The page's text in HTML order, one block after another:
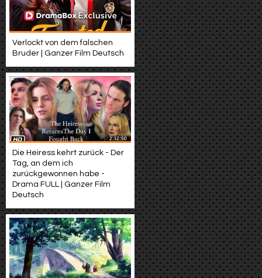
Verlockt von dem falschen
Bruder | Ganzer Film Deutsch
Die Heiress kehrt zurück - Der
Tag, an dem ich
zurückgewonnen habe -
Drama FULL | Ganzer Film
Deutsch